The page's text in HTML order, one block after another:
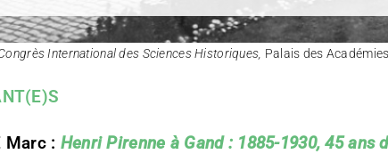
International des Sciences Historiques, Palais des
Marc : Henri Pirenne à Gand : 1885-1930, 45